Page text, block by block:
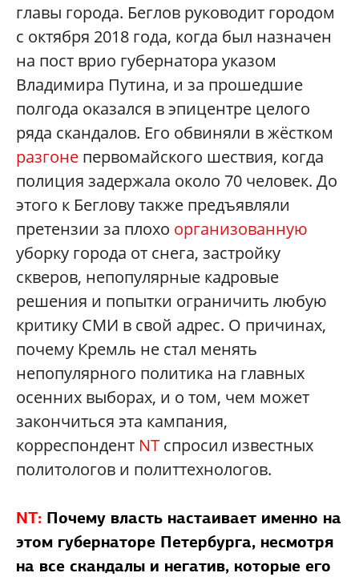
главы города. Беглов руководит городом
с октября 2018 года, когда был назначен
на пост врио губернатора указом
Владимира Путина, и за прошедшие
полгода оказался в эпицентре целого
ряда скандалов. Его обвиняли в жёстком
разгоне первомайского шествия, когда
полиция задержала около 70 человек. До
этого к Беглову также предъявляли
претензии за плохо организованную
уборку города от снега, застройку
скверов, непопулярные кадровые
решения и попытки ограничить любую
критику СМИ в свой адрес. О причинах,
почему Кремль не стал менять
непопулярного политика на главных
осенних выборах, и о том, чем может
закончиться эта кампания,
корреспондент NT спросил известных
политологов и политтехнологов.
NT: Почему власть настаивает именно на
этом губернаторе Петербурга, несмотря
на все скандалы и негатив, которые его